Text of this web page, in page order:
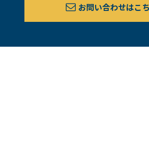
お問い合わせはこ